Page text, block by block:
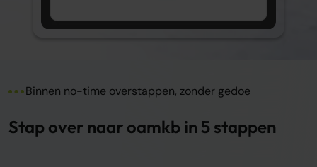
Binnen no-time overstappen, zonder gedoe
Stap over naar oamkb in 5 stappen